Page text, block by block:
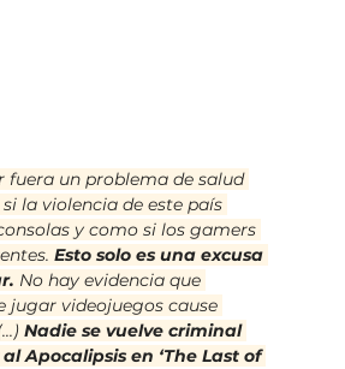
fuera un problema de salud
la violencia de este país
y como si los gamers
Esto solo es una excusa
No hay evidencia que
jugar videojuegos cause
Nadie se vuelve criminal
Apocalipsis en ‘The Last of